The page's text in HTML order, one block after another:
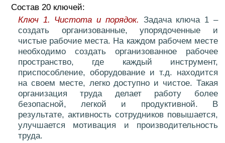
Состав 20 ключей:
Ключ 1. Чистота и порядок. Задача ключа 1 –
создать организованные, упорядоченные и
чистые рабочие места. На каждом рабочем месте
необходимо создать организованное рабочее
пространство, где каждый инструмент,
приспособление, оборудование и т.д. находится
на своем месте, легко доступно и чистое. Такая
организация труда делает работу более
безопасной, легкой и продуктивной. В
результате, активность сотрудников повышается,
улучшается мотивация и производительность
труда.